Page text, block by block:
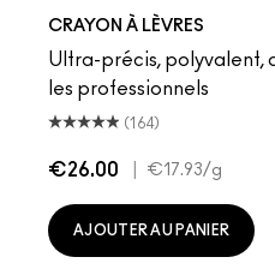
DervishEdge To Edge
Oak
CRAYON À LÈVRES
Ultra-précis, polyvalent,
les professionnels
(164)
€26.00 €17.93/g
AJOUTER AU PANIER